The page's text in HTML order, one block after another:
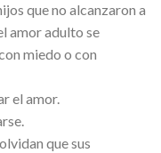
que no alcanzaron a
amor adulto se
miedo o con
el amor.
que sus